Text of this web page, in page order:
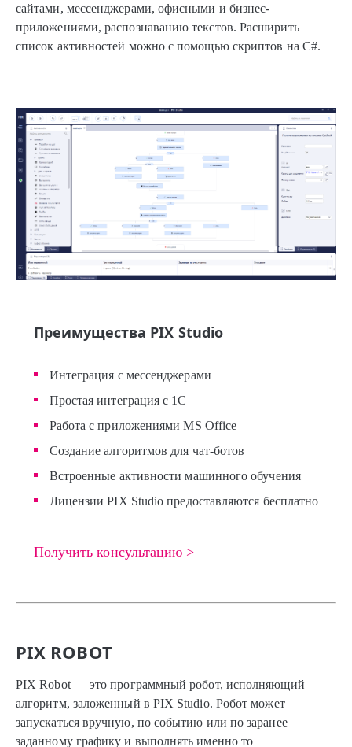
сайтами, мессенджерами, офисными и бизнес-
приложениями, распознаванию текстов. Расширить
список активностей можно с помощью скриптов на C#.
Преимущества PIX Studio
Интеграция с мессенджерами
Простая интеграция с 1С
Работа с приложениями MS Office
Создание алгоритмов для чат-ботов
Встроенные активности машинного обучения
Лицензии PIX Studio предоставляются бесплатно
Получить консультацию >
PIX ROBOT
PIX Robot — это программный робот, исполняющий
алгоритм, заложенный в PIX Studio. Робот может
запускаться вручную, по событию или по заранее
заданному графику и выполнять именно то